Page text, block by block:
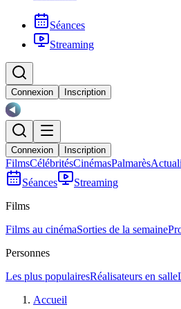
Séances
Streaming
Connexion Inscription
Connexion Inscription
FilmsCélébritésCinémasPalmarès
Séances
Streaming
Films
Films au cinémaSorties de la semaine
Personnes
Les plus populairesRéalisateurs en salle
Accueil